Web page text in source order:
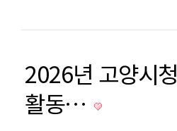
2026년 고양시
활동…